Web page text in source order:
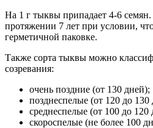
На 1 г тыквы припадает 4-6
протяжении 7 лет при условии,
герметичной паковке.
Также сорта тыквы можно
созревания:
очень поздние (от 130 дней);
позднеспелые (от 120 до 130
среднеспелые (от 100 до 120
скороспелые (не более 100